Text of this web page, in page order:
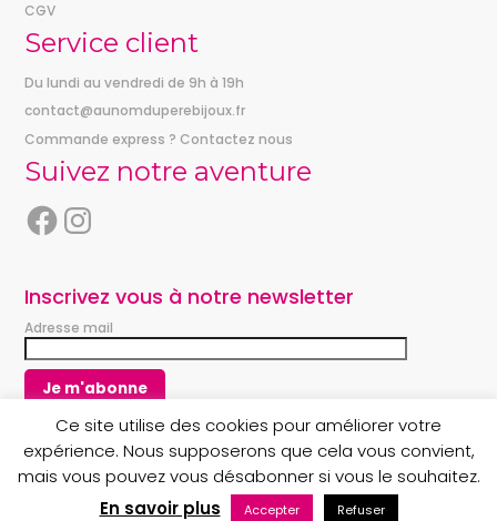
CGV
Service client
Du lundi au vendredi de 9h à 19h
contact@aunomduperebijoux.fr
Commande express ? Contactez nous
Suivez notre aventure
F
e
b
o
k
t
a
g
a
m
Inscrivez vous à notre newsletter
Adresse mail
Copyright © 2023 Au nom du Père boutique
Ce site utilise des cookies pour améliorer votre
expérience. Nous supposerons que cela vous convient,
mais vous pouvez vous désabonner si vous le souhaitez.
En savoir plus
Accepter Refuser